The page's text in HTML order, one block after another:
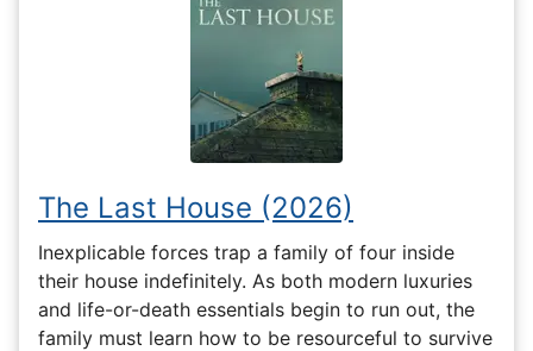
The Last House (2026)
Inexplicable forces trap a family of four inside
their house indefinitely. As both modern luxuries
and life-or-death essentials begin to run out, the
family must learn how to be resourceful to survive